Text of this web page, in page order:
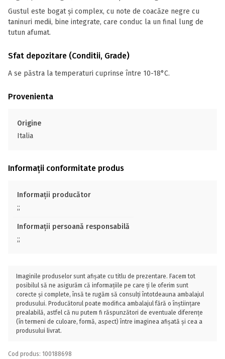
Gustul este bogat și complex, cu note de coacăze negre cu
taninuri medii, bine integrate, care conduc la un final lung de
tutun afumat.
Sfat depozitare (Conditii, Grade)
A se păstra la temperaturi cuprinse între 10-18°C.
Provenienta
Origine
Italia
Informații conformitate produs
Informații producător
;;
Informații persoană responsabilă
;;
Imaginile produselor sunt afișate cu titlu de prezentare. Facem tot
posibilul să ne asigurăm că informațiile pe care ți le oferim sunt
corecte și complete, însă te rugăm să consulți întotdeauna ambalajul
produsului. Producătorul poate modifica ambalajul fără o înștiințare
prealabilă, astfel că nu putem fi răspunzători de eventuale diferențe
(în termeni de culoare, formă, aspect) între imaginea afișată și cea a
produsului livrat.
Cod produs: 100188698